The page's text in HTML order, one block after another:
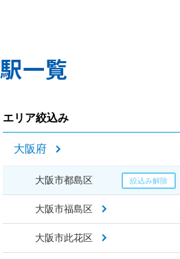
駅一覧
エリア絞込み
大阪府
大阪市都島区
大阪市福島区
大阪市此花区